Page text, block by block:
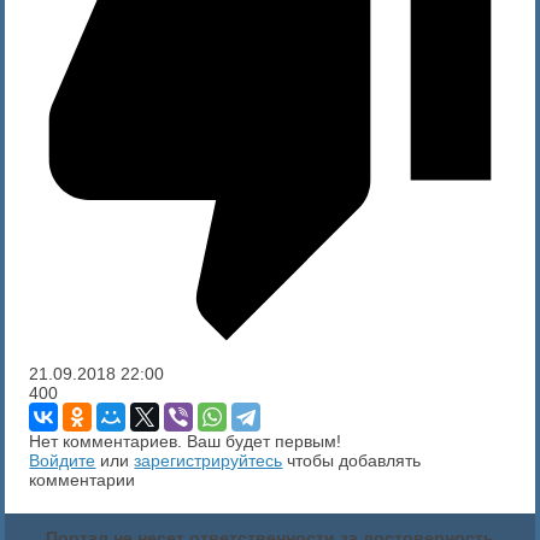
21.09.2018 22:00
400
Нет комментариев. Ваш будет первым!
Войдите илизарегистрируйтесь чтобы добавлять
комментарии